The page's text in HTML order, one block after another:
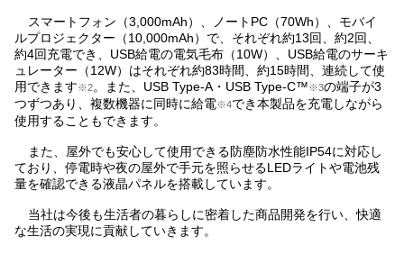
スマートフォン（3,000mAh）、ノートPC（70Wh）、モバイ
ルプロジェクター（10,000mAh）で、それぞれ約13回、約2回、
約4回充電でき、USB給電の電気毛布（10W）、USB給電のサーキ
ュレーター（12W）はそれぞれ約83時間、約15時間、連続して使
用できます※2。また、USB Type-A・USB Type-C™※3の端子が3
つずつあり、複数機器に同時に給電※4でき本製品を充電しながら
使用することもできます。
また、屋外でも安心して使用できる防塵防水性能IP54に対応し
ており、停電時や夜の屋外で手元を照らせるLEDライトや電池残
量を確認できる液晶パネルを搭載しています。
当社は今後も生活者の暮らしに密着した商品開発を行い、快適
な生活の実現に貢献していきます。